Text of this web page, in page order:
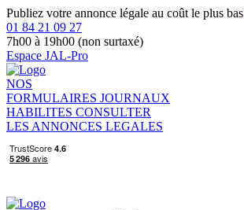
Publiez votre annonce légale au coût le plus bas
01 84 21 09 27
7h00 à 19h00 (non surtaxé)
Espace JAL-Pro
NOS
FORMULAIRES JOURNAUX
HABILITES CONSULTER
LES ANNONCES LEGALES